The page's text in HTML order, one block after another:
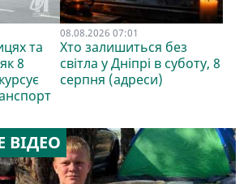
та
8
08.08.2026 07:01
Хто залишиться без
світла у Дніпрі в суботу, 8
серпня (адреси)
ВІДЕО